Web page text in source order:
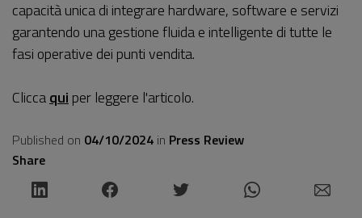
capacità unica di integrare hardware, software e servizi
garantendo una gestione fluida e intelligente di tutte le
fasi operative dei punti vendita.
Cliccaqui per leggere l'articolo.
Published on 04/10/2024 in Press Review
Share